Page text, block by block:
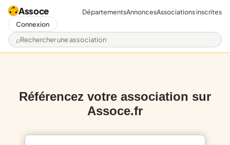
Assoce
Rechercher une association
DépartementsAnnoncesAssociations inscrites
Connexion
Référencez votre association sur
Assoce.fr